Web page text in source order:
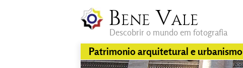
Bene Vale
Descobrir o mundo em fotografia
Patrimonio arquitetural e urbanismo